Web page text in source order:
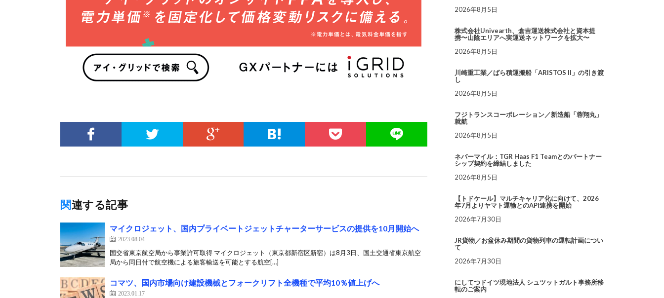
関連する記事
マイクロジェット、国内プライベートジェットチャーターサービスの提供を10月開始へ
2023.08.04
国交省東京航空局から事業許可取得 マイクロジェット（東京都新宿区新宿）は8月3日、国土交通省東京航空
局から同日付で航空機による旅客輸送を可能とする航空[…]
コマツ、国内市場向け建設機械とフォークリフト全機種で平均10％値上げへ
2023.01.17
2026年8月5日
株式会社Univearth、倉吉運送株式会社と資本提
携〜山陰エリアへ実運送ネットワークを拡大〜
2026年8月5日
川崎重工業／ばら積運搬船「ARISTOS II」の引き渡
し
2026年8月5日
フジトランスコーポレーション／新造船「蓉翔丸」
就航
2026年8月5日
ネバーマイル：TGR Haas F1 Teamとのパートナー
シップ契約を締結しました
2026年8月5日
【トドケール】マルチキャリア化に向けて、2026
年7月よりヤマト運輸とのAPI連携を開始
2026年7月30日
JR貨物／お盆休み期間の貨物列車の運転計画につい
て
2026年7月30日
にしてつドイツ現地法人 シュツットガルト事務所移
転のご案内